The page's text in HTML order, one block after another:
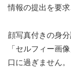
情報の提出を要求
顔写真付きの身
「セルフィー画
口に過ぎません。